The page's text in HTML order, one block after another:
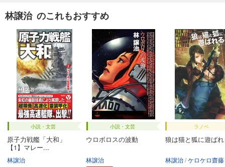
林譲治 のこれもおすすめ
小説・文芸
原子力戦艦「大和」
【1】マレー...
林譲治
小説・文芸
ウロボロスの波動
林譲治
ラノベ
狼は猫と狐に遊ば
林譲治 ケロケロ齋藤